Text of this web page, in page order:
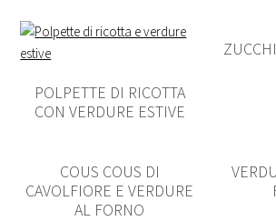
POLPETTE DI RICOTTA
CON VERDURE ESTIVE
COUS COUS DI
CAVOLFIORE E VERDURE
AL FORNO